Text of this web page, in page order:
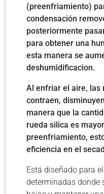
(preenfriamiento)
condensación
posteriormente
para obtener una
esta manera se
deshumidificacion.
Al enfriar el aire, las
contraen,
manera que la
rueda silica es
preenfriamiento,
eficiencia en el
Está diseñado para
determinadas donde